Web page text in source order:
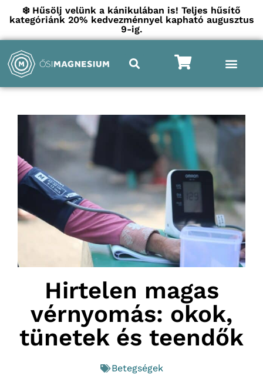
❄️ Hűsölj velünk a kánikulában is! Teljes hűsítő
kategóriánk 20% kedvezménnyel kapható augusztus
9-ig.
Hirtelen magas
vérnyomás: okok,
tünetek és teendők
Betegségek